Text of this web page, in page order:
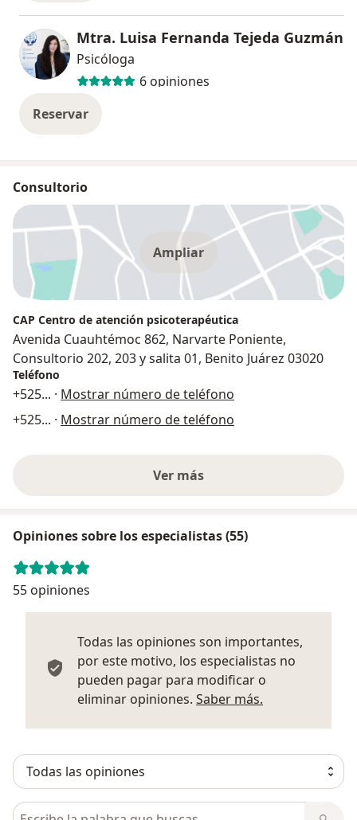
Mtra. Luisa Fernanda Tejeda Guzmán
Psicóloga
6 opiniones
Reservar
Consultorio
Ampliar
CAP Centro de atención psicoterapéutica
Avenida Cuauhtémoc 862, Narvarte Poniente,
Consultorio 202, 203 y salita 01, Benito Juárez 03020
Teléfono
+525... · Mostrar número de teléfono
+525... · Mostrar número de teléfono
Ver más
Opiniones sobre los especialistas (55)
55 opiniones
Todas las opiniones son importantes,
por este motivo, los especialistas no
pueden pagar para modificar o
eliminar opiniones. Saber más.
Busca en opiniones